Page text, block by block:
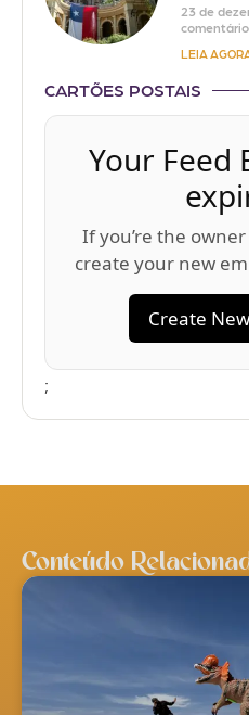
23 de
comentário
LEIA
CARTÕES POSTAIS
Your Feed
If you’re the
create your new
Create
;
Conteúdo